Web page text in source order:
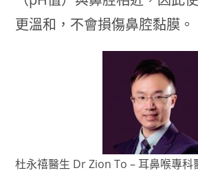
更溫和，不會損傷鼻腔黏膜。
杜永禧醫生 Dr Zion To – 耳鼻喉專科